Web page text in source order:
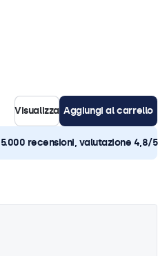
Visualizza Aggiungi al carrello
recensioni, valutazione 4,8/5